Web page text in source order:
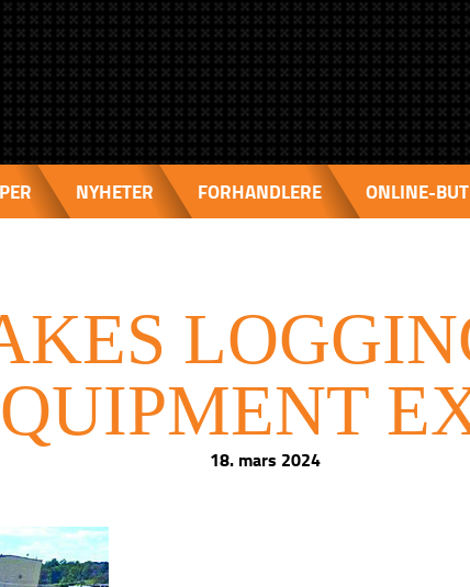
NYHETER FORHANDLERE ONLINE-
18. mars 2024